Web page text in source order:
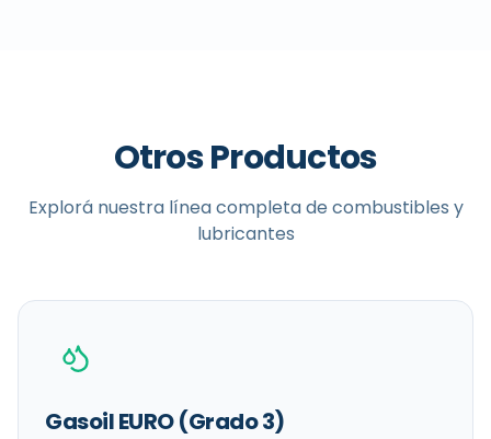
Otros Productos
Explorá nuestra línea completa de combustibles y
lubricantes
Gasoil EURO (Grado 3)